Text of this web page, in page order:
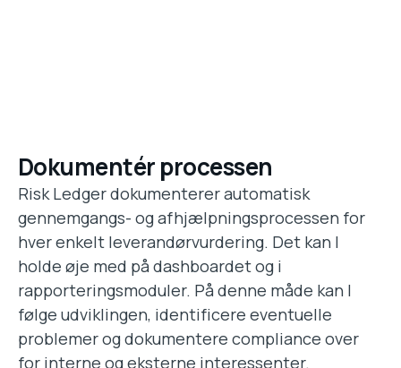
Dokumentér processen
Risk Ledger dokumenterer automatisk
gennemgangs- og afhjælpningsprocessen for
hver enkelt leverandørvurdering. Det kan I
holde øje med på dashboardet og i
rapporteringsmoduler. På denne måde kan I
følge udviklingen, identificere eventuelle
problemer og dokumentere compliance over
for interne og eksterne interessenter.